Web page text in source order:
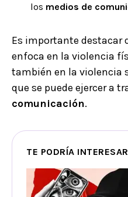
los medios de
Es importante destacar
enfoca en la violencia
también en la violencia
que se puede ejercer a
comunicación.
TE PODRÍA INTERESAR